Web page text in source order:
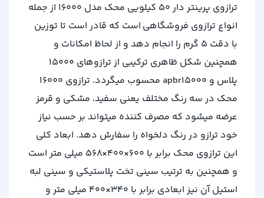
ترازوی پرینتر دار 50 کیلویی محک مدل 16000 از جمله
انواع ترازوی فروشگاهی است که قادر است تا توزین
با دقت 5 گرم را انجام دهد و از لحاظ امکانات و
همچنین شکل ظاهری ترکیبی از ترازوهای 15000
پلاس و apbr15000 محسوب میگردد. ترازوی 16000
محک در سه رنگ مختلف یعنی سفید، مشکی و قرمز
عرضه میشود که مصرف کننده میتواند بر حسب نیاز
خود ترازو در رنگ دلخواه را سفارش دهد. ابعاد کلی
این ترازوی محک برابر با 600×400×568 میلی متر است
و همچنین به ترتیب سینی تخت پلاستیکی و سینی لبه
استیل آن نیز ابعادی برابر با 340×400 میلی متر و